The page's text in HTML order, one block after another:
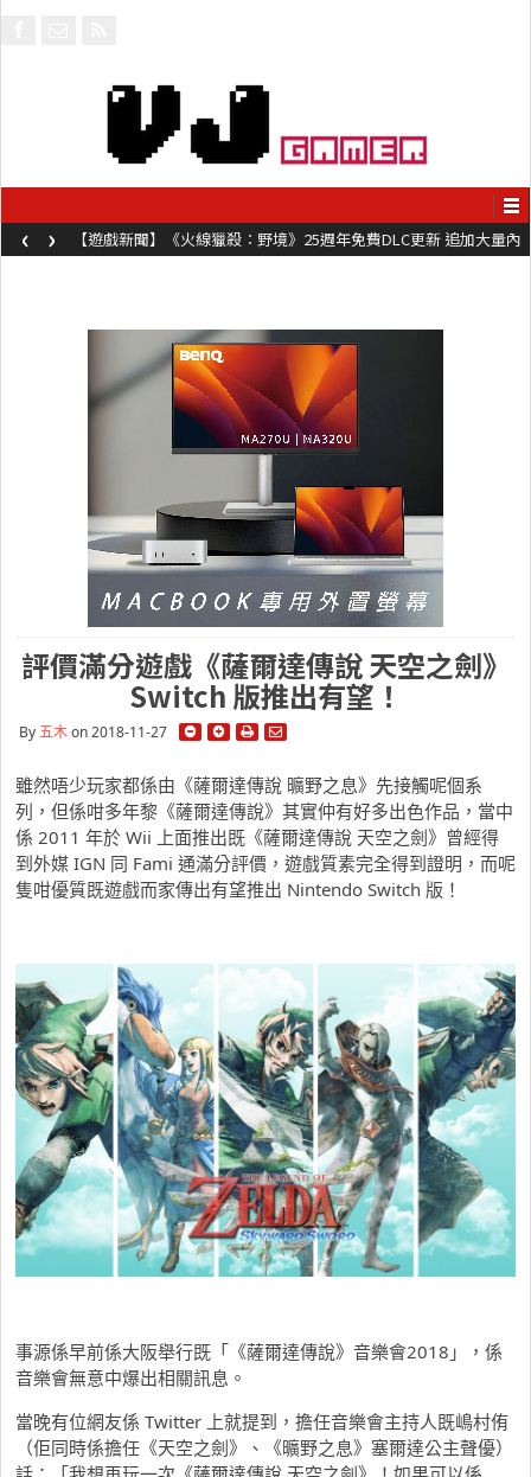
【遊戲新聞】《火線獵殺：野境》25週年免費DLC更新 追加大量內
容同時系舊作限時超平價折扣
‹ ›
評價滿分遊戲《薩爾達傳說 天空之劍》
Switch 版推出有望！
By五木on 2018-11-27
雖然唔少玩家都係由《薩爾達傳說 曠野之息》先接觸呢個系
列，但係咁多年黎《薩爾達傳說》其實仲有好多出色作品，當中
係 2011 年於 Wii 上面推出既《薩爾達傳說 天空之劍》曾經得
到外媒 IGN 同 Fami 通滿分評價，遊戲質素完全得到證明，而呢
隻咁優質既遊戲而家傳出有望推出 Nintendo Switch 版！
事源係早前係大阪舉行既「《薩爾達傳說》音樂會2018」，係
音樂會無意中爆出相關訊息。
當晚有位網友係 Twitter 上就提到，擔任音樂會主持人既嶋村侑
（佢同時係擔任《天空之劍》、《曠野之息》塞爾達公主聲優）